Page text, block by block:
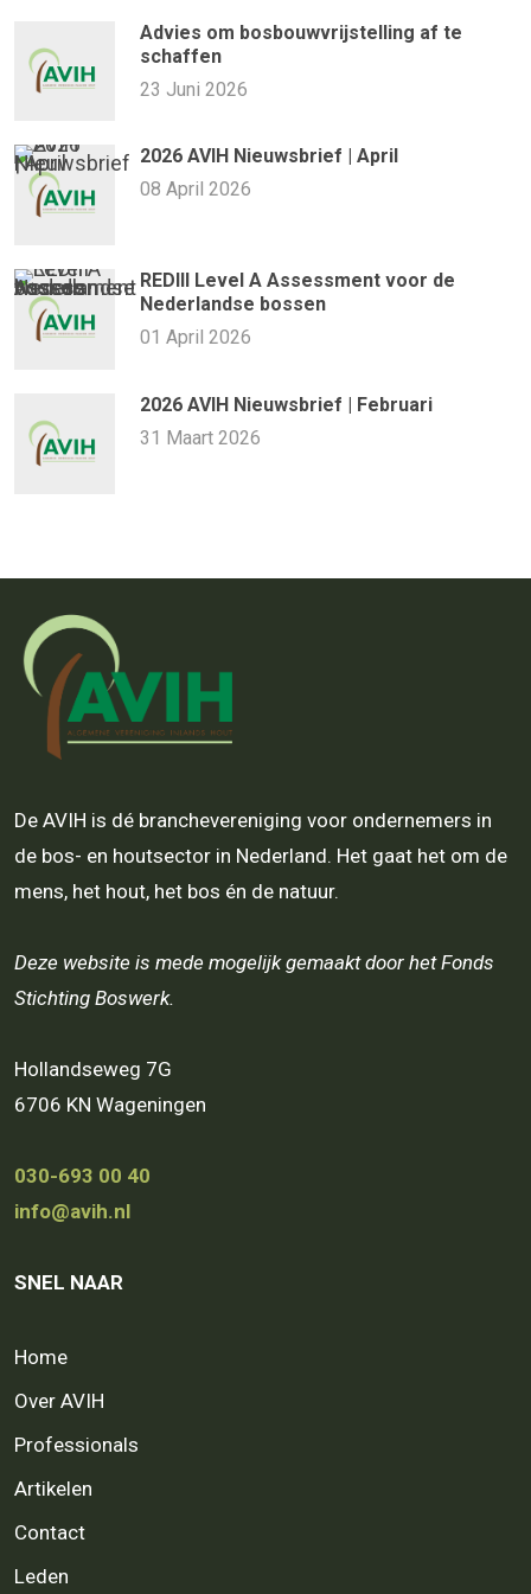
Advies om bosbouwvrijstelling af te
schaffen
23 Juni 2026
2026 AVIH Nieuwsbrief | April
08 April 2026
REDIII Level A Assessment voor de
Nederlandse bossen
01 April 2026
2026 AVIH Nieuwsbrief | Februari
31 Maart 2026
De AVIH is dé branchevereniging voor ondernemers in
de bos- en houtsector in Nederland. Het gaat het om de
mens, het hout, het bos én de natuur.
Deze website is mede mogelijk gemaakt door het Fonds
Stichting Boswerk.
Hollandseweg 7G
6706 KN Wageningen
030-693 00 40
info@avih.nl
SNEL NAAR
Home
Over AVIH
Professionals
Artikelen
Contact
Leden